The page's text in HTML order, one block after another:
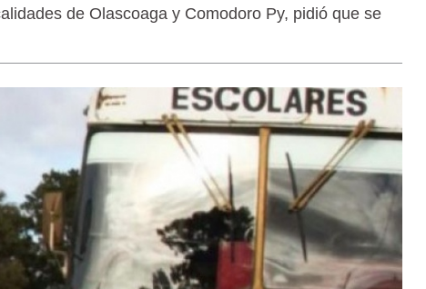
de Olascoaga y Comodoro Py, pidió que se